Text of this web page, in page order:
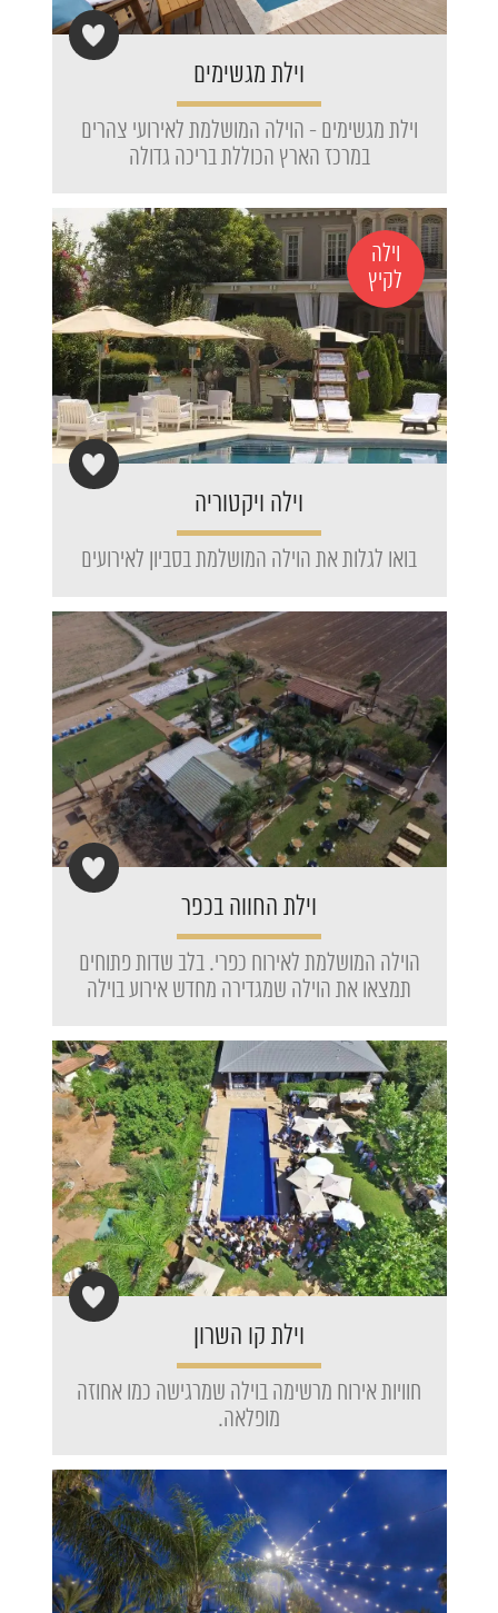
וילת מגשימים
וילת מגשימים - הוילה המושלמת לאירועי צהרים
במרכז הארץ הכוללת בריכה גדולה
וילה
לקיץ
וילה ויקטוריה
בואו לגלות את הוילה המושלמת בסביון לאירועים
וילת החווה בכפר
הוילה המושלמת לאירוח כפרי. בלב שדות פתוחים
תמצאו את הוילה שמגדירה מחדש אירוע בוילה
וילת קו השרון
חוויות אירוח מרשימה בוילה שמרגישה כמו אחוזה
מופלאה.